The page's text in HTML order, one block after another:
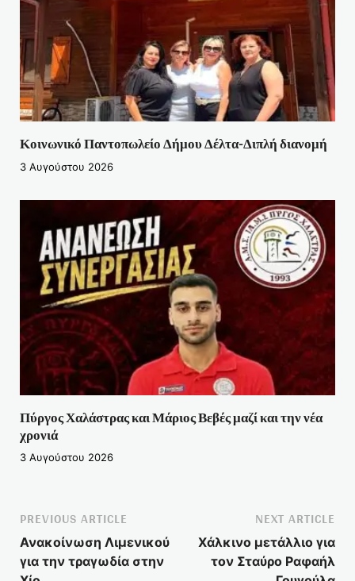
Κοινωνικό Παντοπωλείο Δήμου Δέλτα-Διπλή διανομή
3 Αυγούστου 2026
Πύργος Χαλάστρας και Μάριος Βεβές μαζί και την νέα
χρονιά
3 Αυγούστου 2026
PREVIOUS ARTICLE
Ανακοίνωση Λιμενικού
για την τραγωδία στην
NEXT ARTICLE
Χάλκινο μετάλλιο για
τον Σταύρο Ραφαήλ